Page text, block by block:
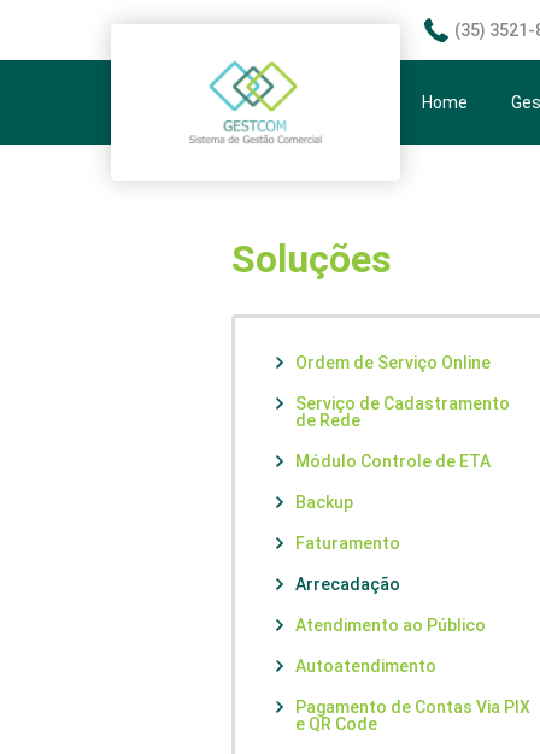
(35) 3521-
Home
Soluções
Ordem de Serviço Online
Serviço de Cadastramento
de Rede
Módulo Controle de ETA
Backup
Faturamento
Arrecadação
Atendimento ao Público
Autoatendimento
Pagamento de Contas Via PIX
e QR Code